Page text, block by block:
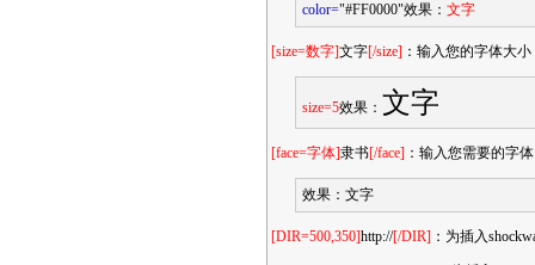
color="#FF0000"效果： 文字
[size=数字]文字[/size] ：输入您的字体大
size=5效果： 文字
[face=字体]隶书[/face] ：输入您需要的字
效果： 文字
[DIR=500,350]http://[/DIR] ：为插入